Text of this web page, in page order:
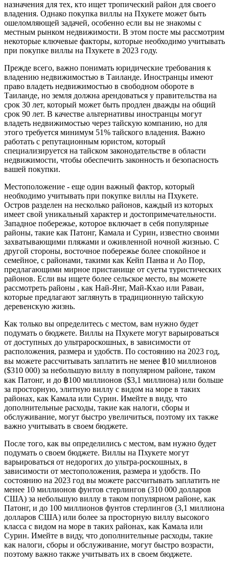
назначения для тех, кто ищет тропический район для своего
владения. Однако покупка виллы на Пхукете может быть
ошеломляющей задачей, особенно если вы не знакомы с
местным рынком недвижимости. В этом посте мы рассмотрим
некоторые ключевые факторы, которые необходимо учитывать
при покупке виллы на Пхукете в 2023 году.
Прежде всего, важно понимать юридические требования к
владению недвижимостью в Таиланде. Иностранцы имеют
право владеть недвижимостью в свободном обороте в
Таиланде, но земля должна арендоваться у правительства на
срок 30 лет, который может быть продлен дважды на общий
срок 90 лет. В качестве альтернативы иностранцы могут
владеть недвижимостью через тайскую компанию, но для
этого требуется минимум 51% тайского владения. Важно
работать с репутационным юристом, который
специализируется на тайском законодательстве в области
недвижимости, чтобы обеспечить законность и безопасность
вашей покупки.
Местоположение - еще один важный фактор, который
необходимо учитывать при покупке виллы на Пхукете.
Остров разделен на несколько районов, каждый из которых
имеет свой уникальный характер и достопримечательности.
Западное побережье, которое включает в себя популярные
районы, такие как Патонг, Камала и Сурин, известно своими
захватывающими пляжами и оживленной ночной жизнью. С
другой стороны, восточное побережье более спокойное и
семейное, с районами, такими как Кейп Панва и Ао Пор,
предлагающими мирное пристанище от суеты туристических
районов. Если вы ищете более сельское место, вы можете
рассмотреть районы , как Най-Янг, Май-Кхао или Раваи,
которые предлагают заглянуть в традиционную тайскую
деревенскую жизнь.
Как только вы определитесь с местом, вам нужно будет
подумать о бюджете. Виллы на Пхукете могут варьироваться
от доступных до ультрароскошных, в зависимости от
расположения, размера и удобств. По состоянию на 2023 год,
вы можете рассчитывать заплатить не менее ฿10 миллионов
($310 000) за небольшую виллу в популярном районе, таком
как Патонг, и до ฿100 миллионов ($3,1 миллиона) или больше
за просторную, элитную виллу с видом на море в таких
районах, как Камала или Сурин. Имейте в виду, что
дополнительные расходы, такие как налоги, сборы и
обслуживание, могут быстро увеличиться, поэтому их также
важно учитывать в своем бюджете.
После того, как вы определились с местом, вам нужно будет
подумать о своем бюджете. Виллы на Пхукете могут
варьироваться от недорогих до ультра-роскошных, в
зависимости от местоположения, размера и удобств. По
состоянию на 2023 год вы можете рассчитывать заплатить не
менее 10 миллионов фунтов стерлингов (310 000 долларов
США) за небольшую виллу в таком популярном районе, как
Патонг, и до 100 миллионов фунтов стерлингов (3,1 миллиона
долларов США) или более за просторную виллу высокого
класса с видом на море в таких районах, как Камала или
Сурин. Имейте в виду, что дополнительные расходы, такие
как налоги, сборы и обслуживание, могут быстро возрасти,
поэтому важно также учитывать их в своем бюджете.